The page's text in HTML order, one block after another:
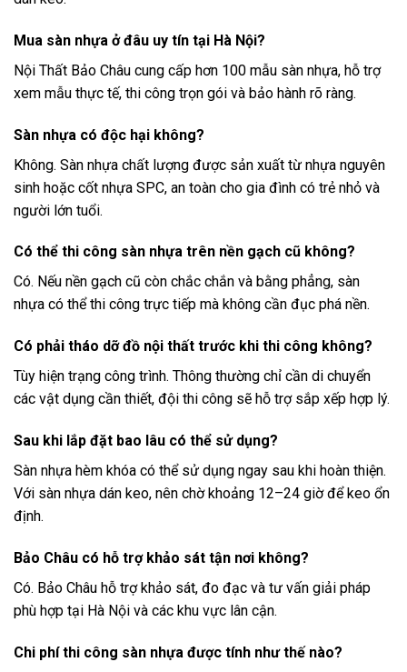
Mua sàn nhựa ở đâu uy tín tại Hà Nội?
Nội Thất Bảo Châu cung cấp hơn 100 mẫu sàn nhựa, hỗ trợ
xem mẫu thực tế, thi công trọn gói và bảo hành rõ ràng.
Sàn nhựa có độc hại không?
Không. Sàn nhựa chất lượng được sản xuất từ nhựa nguyên
sinh hoặc cốt nhựa SPC, an toàn cho gia đình có trẻ nhỏ và
người lớn tuổi.
Có thể thi công sàn nhựa trên nền gạch cũ không?
Có. Nếu nền gạch cũ còn chắc chắn và bằng phẳng, sàn
nhựa có thể thi công trực tiếp mà không cần đục phá nền.
Có phải tháo dỡ đồ nội thất trước khi thi công không?
Tùy hiện trạng công trình. Thông thường chỉ cần di chuyển
các vật dụng cần thiết, đội thi công sẽ hỗ trợ sắp xếp hợp lý.
Sau khi lắp đặt bao lâu có thể sử dụng?
Sàn nhựa hèm khóa có thể sử dụng ngay sau khi hoàn thiện.
Với sàn nhựa dán keo, nên chờ khoảng 12–24 giờ để keo ổn
định.
Bảo Châu có hỗ trợ khảo sát tận nơi không?
Có. Bảo Châu hỗ trợ khảo sát, đo đạc và tư vấn giải pháp
phù hợp tại Hà Nội và các khu vực lân cận.
Chi phí thi công sàn nhựa được tính như thế nào?